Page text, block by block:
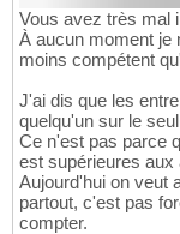
Vous avez très mal
À aucun moment je
moins compétent
J'ai dis que les
quelqu'un sur le
Ce n'est pas parce
est supérieures aux
Aujourd'hui on veut
partout, c'est pas
compter.